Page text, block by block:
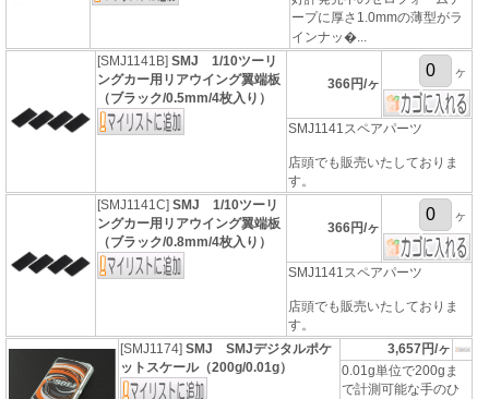
ープに厚さ1.0mmの薄型がラ
インナッ�...
[SMJ1141B]SMJ 1/10ツーリ
ングカー用リアウイング翼端板
（ブラック/0.5mm/4枚入り）
366円/ヶ
ヶ
SMJ1141スペアパーツ
店頭でも販売いたしておりま
す。
[SMJ1141C]SMJ 1/10ツーリ
ングカー用リアウイング翼端板
（ブラック/0.8mm/4枚入り）
366円/ヶ
ヶ
SMJ1141スペアパーツ
店頭でも販売いたしておりま
す。
[SMJ1174]SMJ SMJデジタルポケ
ットスケール（200g/0.01g）
3,657円/ヶ
0.01g単位で200gま
で計測可能な手のひ